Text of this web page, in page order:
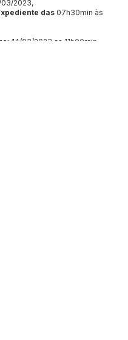
03/2023,
das 07h30min às
14/03/2023 as 11h00min